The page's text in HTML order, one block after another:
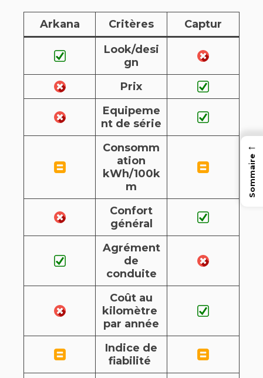
Arkana Critères
Captur
Look/desi
gn
Prix
Equipeme
nt de série
Consomm
ation
kWh/100k
m
Confort
général
Agrément
de
conduite
Coût au
kilomètre
par année
Indice de
fiabilité
←
Sommaire